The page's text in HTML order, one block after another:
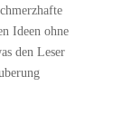
Ideen ohne
den Leser